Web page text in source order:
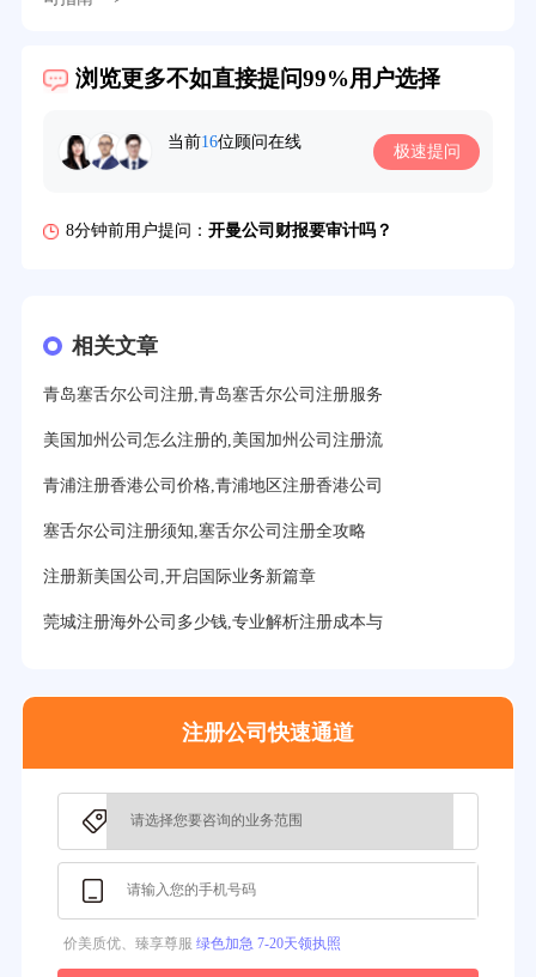
浏览更多不如直接提问99%用户选择
当前16位顾问在线 极速提问
6分钟前用户提问： 注册香港公司需要哪些条件？
19分钟前用户提问：
21分钟前用户提问：注册塞舌尔公司条件有哪些？
23分钟前用户提问：注册英国公司需要多少费用？
25分钟前用户提问：塞浦路斯注册公司安全吗？
27分钟前用户提问：注册BVI公司所需资料和流程？
31分钟前用户提问：在迪拜注册公司需要什么条件？
32分钟前用户提问：注册美国公司详细流程有？
37分钟前用户提问：在美国注册公司选择哪个州比较好？
3分钟前用户提问：注册新加坡公司要求？
相关文章
青岛塞舌尔公司注册,青岛塞舌尔公司注册服务
美国加州公司怎么注册的,美国加州公司注册流
青浦注册香港公司价格,青浦地区注册香港公司
塞舌尔公司注册须知,塞舌尔公司注册全攻略
注册新美国公司,开启国际业务新篇章
莞城注册海外公司多少钱,专业解析注册成本与
注册公司快速通道
价美质优、臻享尊服 绿色加急 7-20天领执照